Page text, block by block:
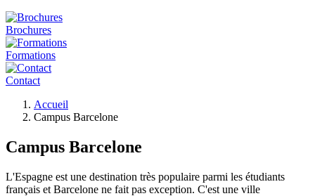
Brochures
Formations
Contact
d'Ariane
Accueil
Campus Barcelone
Campus Barcelone
L'Espagne est une destination très populaire parmi les étudiants
français et Barcelone ne fait pas exception. C'est une ville